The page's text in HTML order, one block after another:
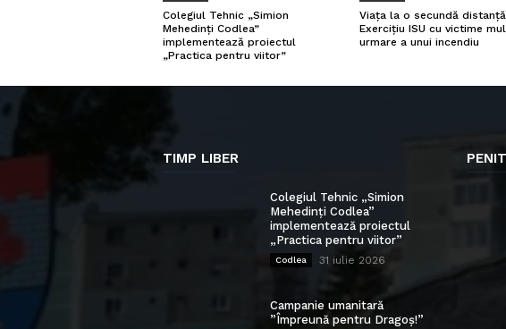
Colegiul Tehnic „Simion
Mehedinți Codlea”
implementează proiectul
„Practica pentru viitor”
Viața la o secundă
Exercițiu ISU cu victime
urmare a unui incendiu
TIMP LIBER
Colegiul Tehnic „Simion
Mehedinți Codlea”
implementează proiectul
„Practica pentru viitor”
Codlea 31 iulie 2026
Campanie umanitară
”Împreună pentru Dragoș!”